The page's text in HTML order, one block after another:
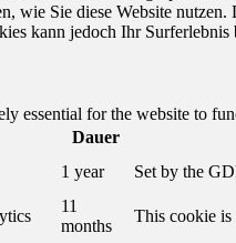
wie Sie diese Website
kann jedoch Ihr
essential for the website to
Dauer
1 year Set by the
11
months
This cookie is